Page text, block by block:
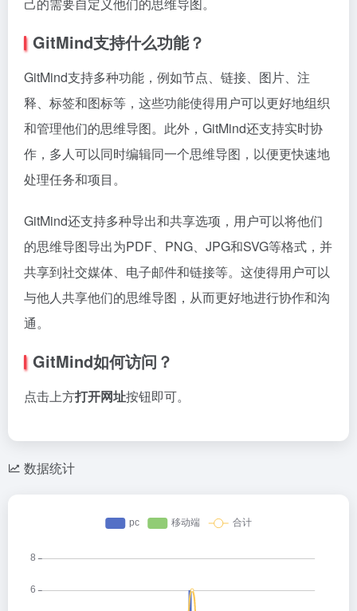
GitMind支持什么功能？
GitMind支持多种功能，例如节点、链接、图片、注
释、标签和图标等，这些功能使得用户可以更好地组织
和管理他们的思维导图。此外，GitMind还支持实时协
作，多人可以同时编辑同一个思维导图，以便更快速地
处理任务和项目。
GitMind还支持多种导出和共享选项，用户可以将他们
的思维导图导出为PDF、PNG、JPG和SVG等格式，并
共享到社交媒体、电子邮件和链接等。这使得用户可以
与他人共享他们的思维导图，从而更好地进行协作和沟
通。
GitMind如何访问？
点击上方打开网址按钮即可。
数据统计